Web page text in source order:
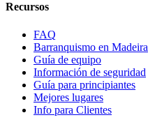
Recursos
FAQ
Barranquismo en Madeira
Guía de equipo
Información de seguridad
Guía para principiantes
Mejores lugares
Info para Clientes